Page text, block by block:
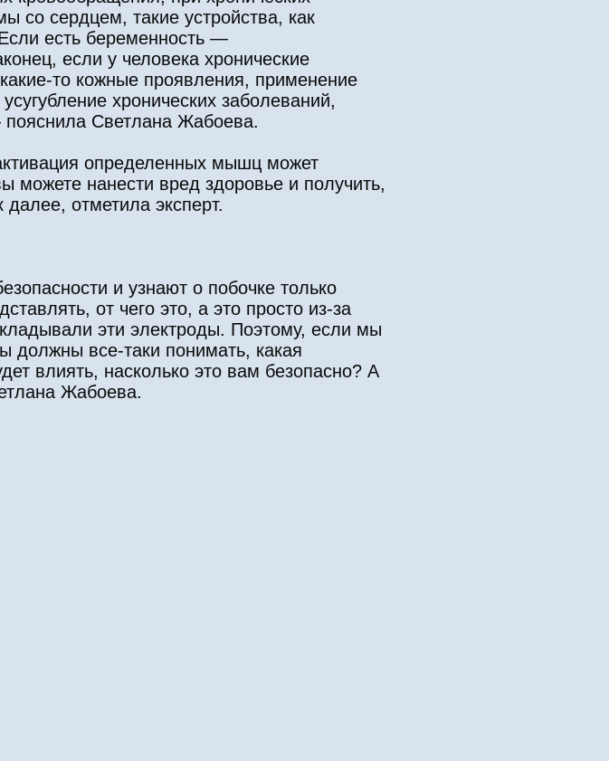
со сердцем, такие устройства, как
есть беременность —
если у человека хронические
то кожные проявления, применение
хронических заболеваний,
Светлана Жабоева.
определенных мышц может
можете нанести вред здоровье и получить,
отметила эксперт.
и узнают о побочке только
от чего это, а это просто из-за
эти электроды. Поэтому, если мы
все-таки понимать, какая
влиять, насколько это вам безопасно? А
Жабоева.